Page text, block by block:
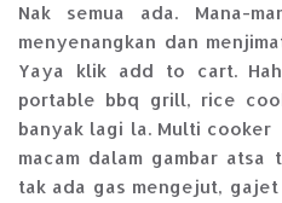
Nak semua ada. Mana-
menyenangkan dan
Yaya klik add to cart.
portable bbq grill, rice
banyak lagi la. Multi cooker
macam dalam gambar atsa
tak ada gas mengejut,